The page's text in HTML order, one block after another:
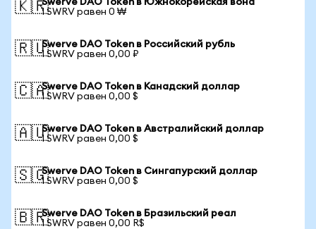
🇰🇷Swerve DAO Token в Южнокорейская вона
1 SWRV равен 0 ₩
🇷🇺Swerve DAO Token в Российский рубль
1 SWRV равен 0,00 ₽
🇨🇦Swerve DAO Token в Канадский доллар
1 SWRV равен 0,00 $
🇦🇺Swerve DAO Token в Австралийский доллар
1 SWRV равен 0,00 $
🇸🇬Swerve DAO Token в Сингапурский доллар
1 SWRV равен 0,00 $
🇧🇷Swerve DAO Token в Бразильский реал
1 SWRV равен 0,00 R$